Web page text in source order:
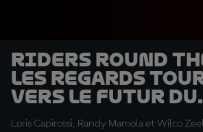
Riders round
les regards
vers le futur du
MotoGP™
Loris Capirossi, Randy Mamola et Wilco